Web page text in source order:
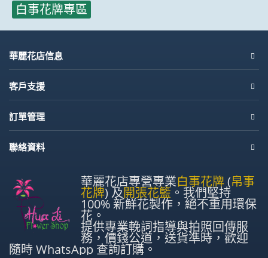
白事花牌專區
華麗花店信息
客戶支援
訂單管理
聯絡資料
華麗花店專營專業白事花牌(帛事
花牌) 及開張花籃 。我們堅持
100% 新鮮花製作，絕不重用環保
花。
提供專業輓詞指導與拍照回傳服
務，價錢公道，送貨準時，歡迎
隨時 WhatsApp 查詢訂購。